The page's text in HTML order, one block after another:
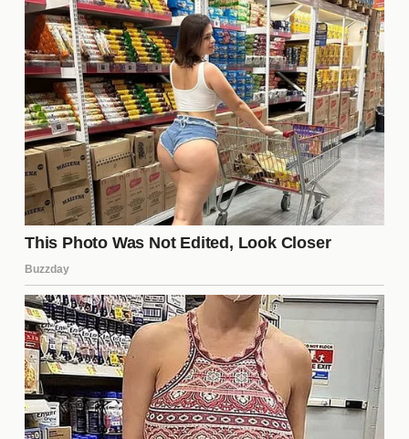
fundamental en la creación de la narrativa del
programa. A través de la edición y la selección de
escenas, los productores pueden influir en cómo se
perciben los conflictos y las dinámicas entre los
concursantes. Esto puede intensificar la tensión o
incluso cambiar la dirección de las alianzas. La
forma en que se presentan los eventos puede tener
un impacto significativo en la audiencia y en el
futuro de los participantes en el juego.
¿Qué sucedió entre Manu
Pincoya y Charlotte?
El conflicto entreManu Pincoyay
se
intensificó cuando Manu acusó a Charlotte de
manipular situaciones dentro de la casa. Este
enfrentamiento verbal se ha convertido en uno de
los momentos más destacados de la temporada, ya